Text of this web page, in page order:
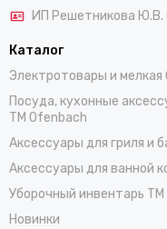
ИП Решетникова Ю.В.
Каталог
Электротовары и мелкая
Посуда, кухонные
TM Ofenbach
Аксессуары для гриля и
Аксессуары для ванной
Уборочный инвентарь TM
Новинки